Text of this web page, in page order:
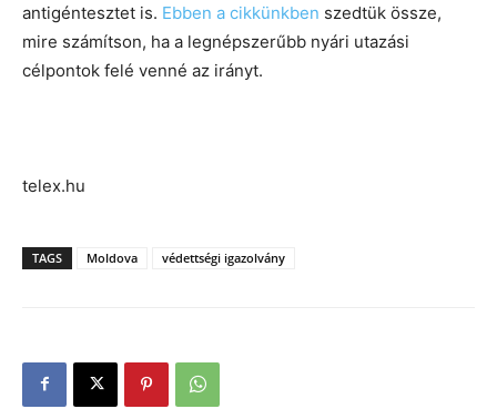
antigéntesztet is. Ebben a cikkünkben szedtük össze,
mire számítson, ha a legnépszerűbb nyári utazási
célpontok felé venné az irányt.
telex.hu
TAGS Moldova védettségi igazolvány